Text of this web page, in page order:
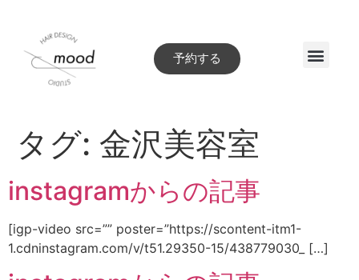
予約する
タグ: 金沢美容室
instagramからの記事
[igp-video src=”” poster=”https://scontent-itm1-
1.cdninstagram.com/v/t51.29350-15/438779030_ […]